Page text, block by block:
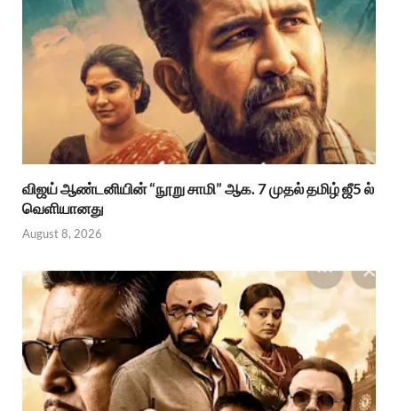
விஜய் ஆண்டனியின் “நூறு சாமி” ஆக. 7 முதல் தமிழ் ஜீ5 ல்
வெளியானது
August 8, 2026